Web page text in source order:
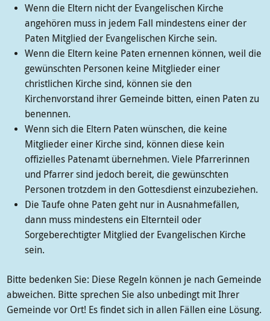
Wenn die Eltern nicht der Evangelischen Kirche
angehören muss in jedem Fall mindestens einer der
Paten Mitglied der Evangelischen Kirche sein.
Wenn die Eltern keine Paten ernennen können, weil die
gewünschten Personen keine Mitglieder einer
christlichen Kirche sind, können sie den
Kirchenvorstand ihrer Gemeinde bitten, einen Paten zu
benennen.
Wenn sich die Eltern Paten wünschen, die keine
Mitglieder einer Kirche sind, können diese kein
offizielles Patenamt übernehmen. Viele Pfarrerinnen
und Pfarrer sind jedoch bereit, die gewünschten
Personen trotzdem in den Gottesdienst einzubeziehen.
Die Taufe ohne Paten geht nur in Ausnahmefällen,
dann muss mindestens ein Elternteil oder
Sorgeberechtigter Mitglied der Evangelischen Kirche
sein.
Bitte bedenken Sie: Diese Regeln können je nach Gemeinde
abweichen. Bitte sprechen Sie also unbedingt mit Ihrer
Gemeinde vor Ort! Es findet sich in allen Fällen eine Lösung.